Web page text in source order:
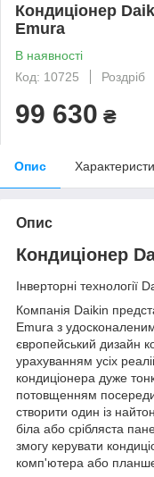
Кондиціонер
Emura
В наявності
Код: 10725
Роздріб
99 630 ₴
Опис
Опис
Кондиціонер
Інверторні технології
Компанія Daikin
Emura з
європейський дизайн
урахуванням усіх
кондиціонера дуже
потовщенням
створити один із
біла або срібляста
змогу керувати
комп'ютера або